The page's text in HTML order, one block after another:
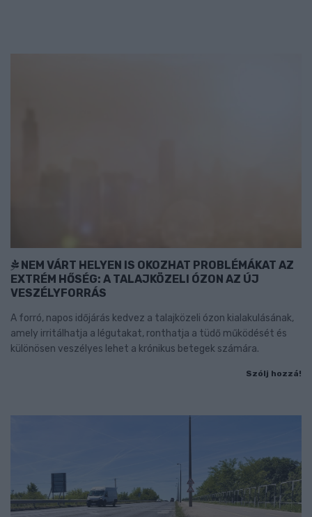
NEM VÁRT HELYEN IS OKOZHAT PROBLÉMÁKAT AZ
EXTRÉM HŐSÉG: A TALAJKÖZELI ÓZON AZ ÚJ
VESZÉLYFORRÁS
A forró, napos időjárás kedvez a talajközeli ózon kialakulásának,
amely irritálhatja a légutakat, ronthatja a tüdő működését és
különösen veszélyes lehet a krónikus betegek számára.
Szólj hozzá!